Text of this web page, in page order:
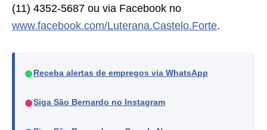
(11) 4352-5687 ou via Facebook no
www.facebook.com/Luterana.Castelo.Forte.
● Receba alertas de empregos via WhatsApp
●Siga São Bernardo no Instagram